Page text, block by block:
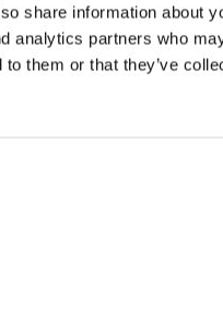
share information about
analytics partners who
to them or that they’ve